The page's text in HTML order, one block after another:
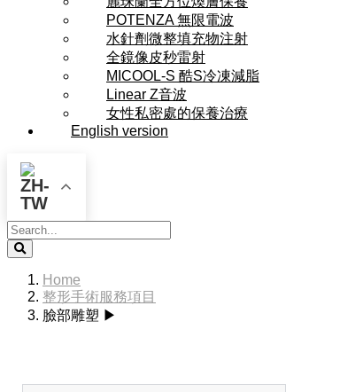
POTENZA 無限電波
水針劑微整填充物注射
全鏡像皮秒雷射
MICOOL-S 酷S冷凍減脂
Linear Z音波
女性私密處的保養治療
English version
Search
Home
整形手術服務項目
臉部雕塑 ▶